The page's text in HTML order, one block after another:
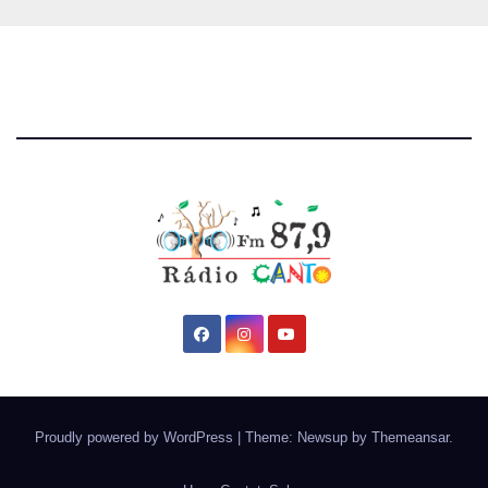
Proudly powered by WordPress Theme: Newsup by Themeansar.